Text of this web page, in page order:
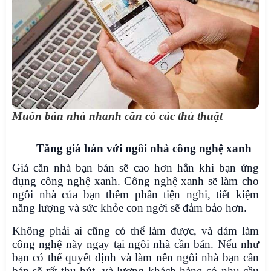
Muốn bán nhà nhanh cần có các thủ thuật
Tăng giá bán với ngôi nhà công nghệ xanh
Giá căn nhà bạn bán sẽ cao hơn hẳn khi bạn ứng
dụng công nghệ xanh. Công nghệ xanh sẽ làm cho
ngôi nhà của bạn thêm phần tiện nghi, tiết kiệm
năng lượng và sức khỏe con ngời sẽ đảm bảo hơn.
Không phải ai cũng có thể làm được, và dám làm
công nghệ này ngay tại ngôi nhà cần bán. Nếu như
bạn có thể quyết định và làm nên ngôi nhà bạn cần